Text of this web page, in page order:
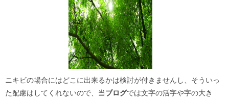
ニキビの場合にはどこに出来るかは検討が付きませんし、そういっ
た配慮はしてくれないので、当ブログでは文字の活字や字の大き